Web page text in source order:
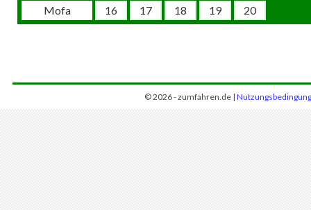
Mofa
16 17 18 19 20
© 2026 - zumfahren.de |